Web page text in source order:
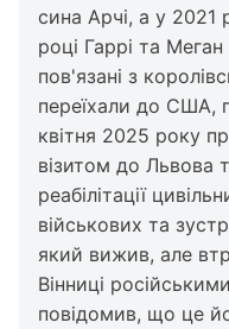
сина Арчі, а у 2021
році Гаррі та
пов'язані з
переїхали до США,
квітня 2025 року
візитом до Львова
реабілітації
військових та
який вижив, але
Вінниці
повідомив, що це